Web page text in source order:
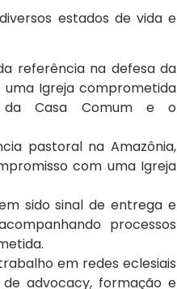
estados de vida e
referência na defesa da
uma Igreja comprometida
da Casa Comum e o
pastoral na Amazônia,
com uma Igreja
sido sinal de entrega e
processos
em redes eclesiais
advocacy, formação e